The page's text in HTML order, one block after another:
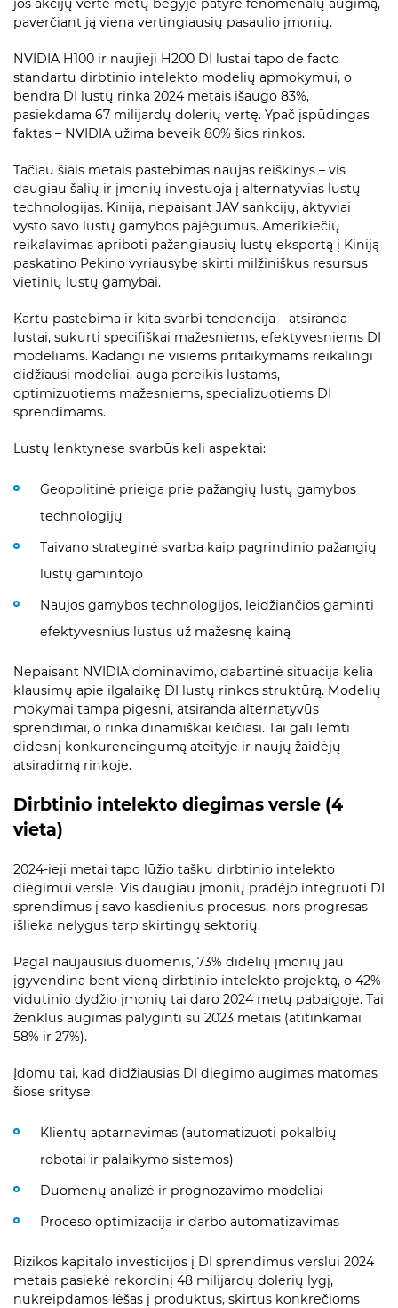
paverčiant ją viena vertingiausių pasaulio įmonių.
NVIDIA H100 ir naujieji H200 DI lustai tapo de facto
standartu dirbtinio intelekto modelių apmokymui, o
bendra DI lustų rinka 2024 metais išaugo 83%,
pasiekdama 67 milijardų dolerių vertę. Ypač įspūdingas
faktas – NVIDIA užima beveik 80% šios rinkos.
Tačiau šiais metais pastebimas naujas reiškinys – vis
daugiau šalių ir įmonių investuoja į alternatyvias lustų
technologijas. Kinija, nepaisant JAV sankcijų, aktyviai
vysto savo lustų gamybos pajėgumus. Amerikiečių
reikalavimas apriboti pažangiausių lustų eksportą į Kiniją
paskatino Pekino vyriausybę skirti milžiniškus resursus
vietinių lustų gamybai.
Kartu pastebima ir kita svarbi tendencija – atsiranda
lustai, sukurti specifiškai mažesniems, efektyvesniems DI
modeliams. Kadangi ne visiems pritaikymams reikalingi
didžiausi modeliai, auga poreikis lustams,
optimizuotiems mažesniems, specializuotiems DI
sprendimams.
Lustų lenktynėse svarbūs keli aspektai:
Geopolitinė prieiga prie pažangių lustų gamybos
technologijų
Taivano strateginė svarba kaip pagrindinio pažangių
lustų gamintojo
Naujos gamybos technologijos, leidžiančios gaminti
efektyvesnius lustus už mažesnę kainą
Nepaisant NVIDIA dominavimo, dabartinė situacija kelia
klausimų apie ilgalaikę DI lustų rinkos struktūrą. Modelių
mokymai tampa pigesni, atsiranda alternatyvūs
sprendimai, o rinka dinamiškai keičiasi. Tai gali lemti
didesnį konkurencingumą ateityje ir naujų žaidėjų
atsiradimą rinkoje.
Dirbtinio intelekto diegimas versle (4
vieta)
2024-ieji metai tapo lūžio tašku dirbtinio intelekto
diegimui versle. Vis daugiau įmonių pradėjo integruoti DI
sprendimus į savo kasdienius procesus, nors progresas
išlieka nelygus tarp skirtingų sektorių.
Pagal naujausius duomenis, 73% didelių įmonių jau
įgyvendina bent vieną dirbtinio intelekto projektą, o 42%
vidutinio dydžio įmonių tai daro 2024 metų pabaigoje. Tai
ženklus augimas palyginti su 2023 metais (atitinkamai
58% ir 27%).
Įdomu tai, kad didžiausias DI diegimo augimas matomas
šiose srityse:
Klientų aptarnavimas (automatizuoti pokalbių
robotai ir palaikymo sistemos)
Duomenų analizė ir prognozavimo modeliai
Proceso optimizacija ir darbo automatizavimas
Rizikos kapitalo investicijos į DI sprendimus verslui 2024
metais pasiekė rekordinį 48 milijardų dolerių lygį,
nukreipdamos lėšas į produktus, skirtus konkrečioms